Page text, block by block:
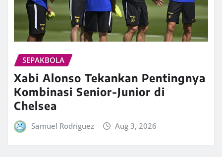
SEPAKBOLA
Xabi Alonso Tekankan Pentingnya
Kombinasi Senior-Junior di
Chelsea
Samuel Rodriguez Aug 3, 2026